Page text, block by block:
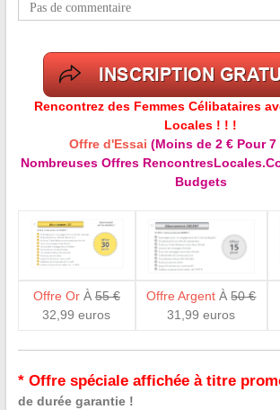
Pas de commentaire
Rencontrez des Femmes Célibataires
Locales ! ! !
Offre d'Essai (Moins de 2 € Pour
Nombreuses Offres
Budgets
Offre OrÀ 55 €
32,99 euros
Offre Argent À50 €
31,99 euros
* Offre spéciale affichée à titre
de durée garantie !